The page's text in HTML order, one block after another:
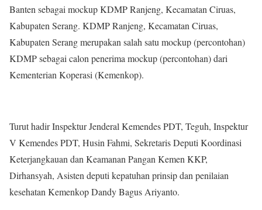
Banten sebagai mockup KDMP Ranjeng, Kecamatan Ciruas,
Kabupaten Serang. KDMP Ranjeng, Kecamatan Ciruas,
Kabupaten Serang merupakan salah satu mockup (percontohan)
KDMP sebagai calon penerima mockup (percontohan) dari
Kementerian Koperasi (Kemenkop).
Turut hadir Inspektur Jenderal Kemendes PDT, Teguh, Inspektur
V Kemendes PDT, Husin Fahmi, Sekretaris Deputi Koordinasi
Keterjangkauan dan Keamanan Pangan Kemen KKP,
Dirhansyah, Asisten deputi kepatuhan prinsip dan penilaian
kesehatan Kemenkop Dandy Bagus Ariyanto.